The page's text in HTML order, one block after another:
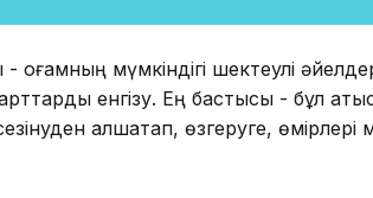
- қоғамның мүмкіндігі шектеулі
енгізу. Ең бастысы - бұл
алшақтап, өзгеруге,